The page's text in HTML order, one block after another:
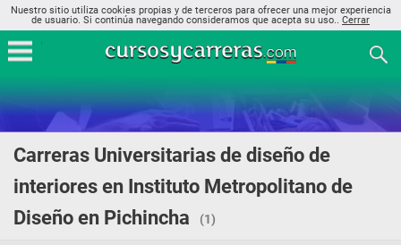
Nuestro sitio utiliza cookies propias y de terceros para ofrecer una mejor experiencia
de usuario. Si continúa navegando consideramos que acepta su uso.. Cerrar
Carreras Universitarias de diseño de
interiores en Instituto Metropolitano de
Diseño en Pichincha
(1)